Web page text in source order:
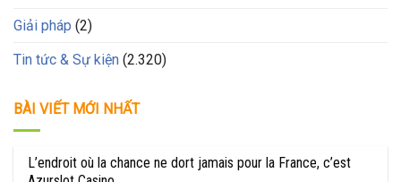
Giải pháp (2)
Tin tức & Sự kiện (2.320)
BÀI VIẾT MỚI NHẤT
L’endroit où la chance ne dort jamais pour la France, c’est